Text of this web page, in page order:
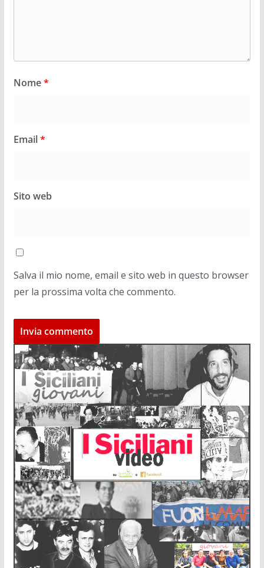
Nome*
Email*
Sito web
Salva il mio nome, email e sito web in questo browser
per la prossima volta che commento.